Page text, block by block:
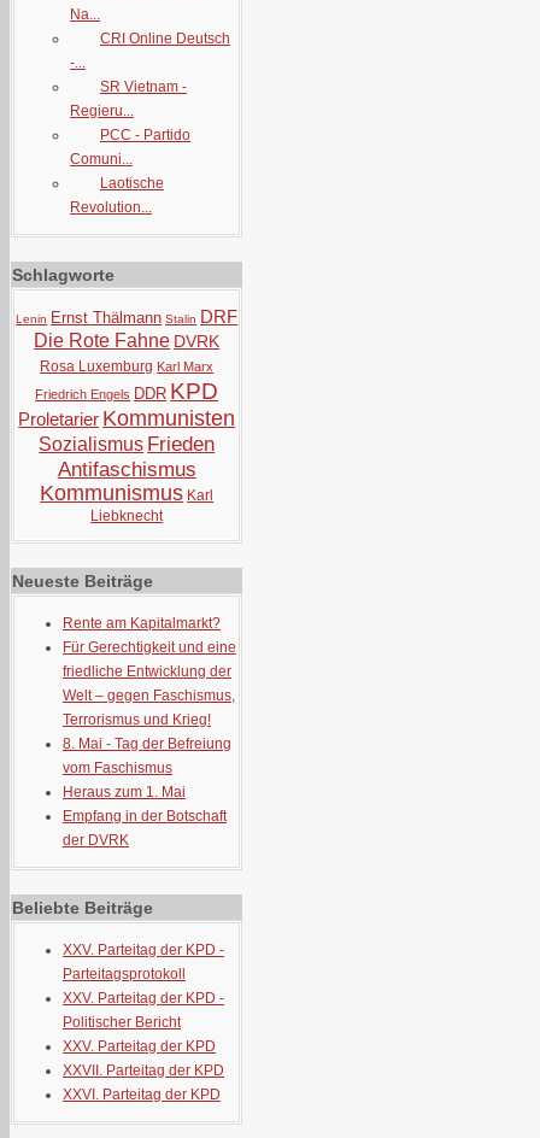
Na...
CRI Online Deutsch
-...
SR Vietnam -
Regieru...
PCC - Partido
Comuni...
Laotische
Revolution...
Schlagworte
Lenin Ernst Thälmann Stalin DRF
Die Rote Fahne DVRK
Rosa Luxemburg Karl Marx
Friedrich Engels DDR KPD
Proletarier Kommunisten
Sozialismus Frieden
Antifaschismus
Kommunismus Karl
Liebknecht
Neueste Beiträge
Rente am Kapitalmarkt?
Für Gerechtigkeit und eine
friedliche Entwicklung der
Welt – gegen Faschismus,
Terrorismus und Krieg!
8. Mai - Tag der Befreiung
vom Faschismus
Heraus zum 1. Mai
Empfang in der Botschaft
der DVRK
Beliebte Beiträge
XXV. Parteitag der KPD -
Parteitagsprotokoll
XXV. Parteitag der KPD -
Politischer Bericht
XXV. Parteitag der KPD
XXVII. Parteitag der KPD
XXVI. Parteitag der KPD